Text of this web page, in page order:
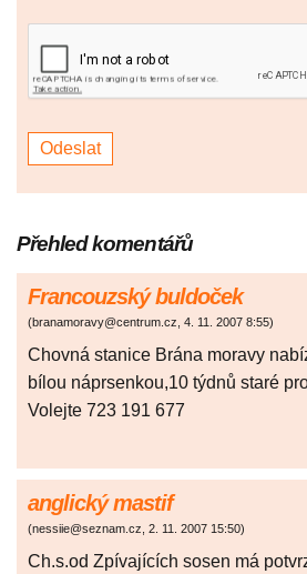
Přehled komentářů
Francouzský buldoček
(branamoravy@centrum.cz, 4. 11. 2007 8:55)
Chovná stanice Brána moravy
bílou náprsenkou,10 týdnů staré
Volejte 723 191 677
anglický mastif
(nessiie@seznam.cz, 2. 11. 2007 15:50)
Ch.s.od Zpívajících sosen má